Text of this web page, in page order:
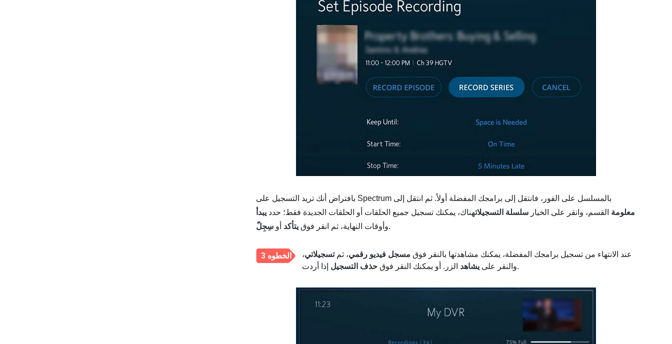
بافتراض أنك تريد التسجيل على Spectrum بالمسلسل على الفور، فانتقل إلى برامجك المفضلة أولاً. ثم انتقل إلى
معلومة القسم، وانقر على الخيار سلسلة التسجيلاتهناك، يمكنك تسجيل جميع الحلقات أو الحلقات الجديدة فقط؛ حدد يبدأ
وأوقات النهاية، ثم انقر فوق يتأكد أو سِجِلّ .
الخطوه 3 عند الانتهاء من تسجيل برامجك المفضلة، يمكنك مشاهدتها بالنقر فوق مسجل فيديو رقمي، ثمتسجيلاتي،
والنقر على يشاهد الزر. أو يمكنك النقر فوق حذف التسجيل إذا أردت.